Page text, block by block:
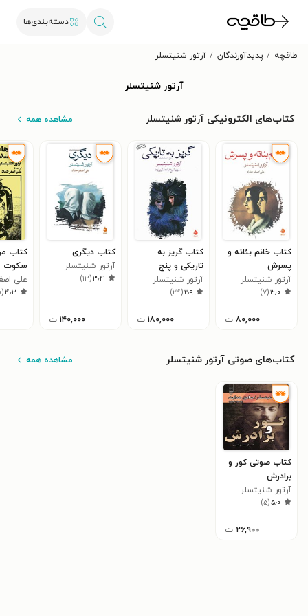
دسته‌بندی‌ها
طاقچه پدیدآورندگان آرتور شنیتسلر
آرتور شنیتسلر
کتاب‌های الکترونیکی آرتور شنیتسلر مشاهده همه
کتاب خانم بئاته و
پسرش
آرتور شنیتسلر
۳٫۰(۷)
۸۰,۰۰۰ ت
کتاب گریز به
تاریکی و پنج
داستان دیگر
آرتور شنیتسلر
۲٫۹(۲۴)
۱۸۰,۰۰۰ ت
کتاب دیگری
آرتور شنیتسلر
۳٫۴(۱۳)
۱۴۰,۰۰۰ ت
سکوت
علی
۴٫۳(
کتاب‌های صوتی آرتور شنیتسلر مشاهده همه
کتاب صوتی کور و
برادرش
آرتور شنیتسلر
۵٫۰(۵)
۲۶,۹۰۰ ت